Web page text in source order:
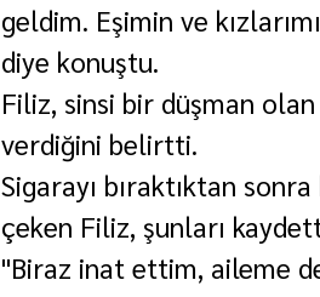
geldim. Eşimin ve
diye konuştu.
Filiz, sinsi bir düşman
verdiğini belirtti.
Sigarayı bıraktıktan
çeken Filiz, şunları
"Biraz inat ettim, aileme